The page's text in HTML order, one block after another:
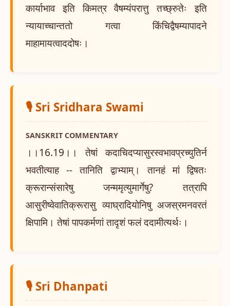
कार्याभाव इति किमत्र वैषम्यंपरात्तु तच्छ्रुतेः इति
न्यायाच्चान्ततो गत्वा किंचिद्वैषम्यापादने
माहामायत्वाददोषः।
🎙️ Sri Sridhara Swami
SANSKRIT COMMENTARY
।।16.19।। तेषां कदाचिदप्यासुरस्वभावप्रच्युतिर्न
भवतीत्याह -- तानिति द्वाभ्याम्। तानहं मां द्विषतः
क्रूरान्संसारेषु जन्ममृत्युमार्गेषु? तत्रापि
आसुरीष्वेवातिक्रूरासु व्याघ्रादियोनिषु अजस्रमनवरतं
क्षिपामि। तेषां पापकर्मणां तादृशं फलं ददामीत्यर्थः।
🎙️ Sri Dhanpati